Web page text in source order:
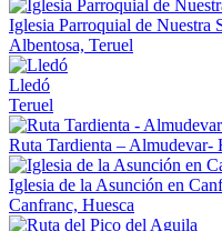
Iglesia Parroquial de Nuestra
Albentosa, Teruel
Lledó
Teruel
Ruta Tardienta – Almudevar-
Iglesia de la Asunción en
Canfranc, Huesca